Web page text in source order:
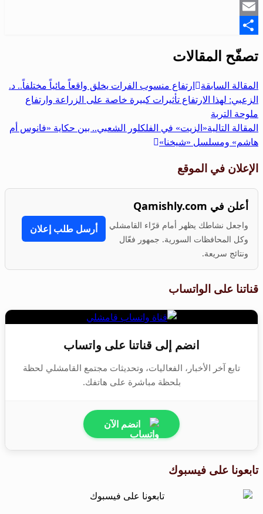
Snapchat
Email
تصفّح المقالات
المقالة السابقة
ارتفاع منسوب الفرات يخلق واقعاً مائياً مختلفاً.. د.
الزعبي: لهذا الارتفاع تأثيرات كبيرة خاصة على الزراعة وارتفاع
ملوحة التربة
المقالة التالية«الزيت» في الفلكلور الشعبي.. بين حكاية «فانوس أم
هاشم» ومسلسل «شيخنا»
الإعلان في الموقع
أعلن في Qamishly.com
واجعل نشاطك يظهر أمام قرّاء القامشلي
وكل المحافظات السورية. جمهور فعّال
ونتائج سريعة.
أرسل طلب إعلان
قناتنا على الواتساب
انضم إلى قناتنا على واتساب
تابع آخر الأخبار، الفعاليات، وتحديثات مجتمع القامشلي لحظة
بلحظة مباشرة على هاتفك.
انضم الآن
تابعونا على فيسبوك